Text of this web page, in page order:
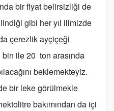
bir fiyat belirsizliği de
gibi her yıl ilimizde
çerezlik ayçiçeği
ile 20 ton arasında
beklemekteyiz.
bir leke görülmekle
bakımından da içi